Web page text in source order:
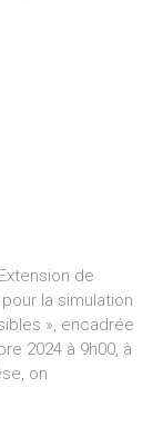
de
la simulation
», encadrée
2024 à 9h00, à
on